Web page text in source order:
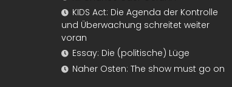
KIDS Act: Die Agenda der Kontrolle
und Überwachung schreitet weiter
voran
Essay: Die (politische) Lüge
Naher Osten: The show must go on